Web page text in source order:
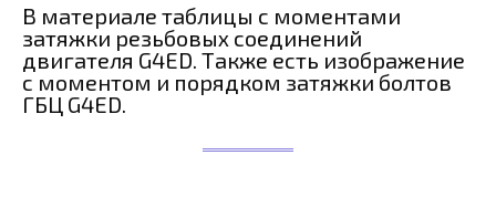
В материале таблицы с моментами
затяжки резьбовых соединений
двигателя G4ED. Также есть изображение
с моментом и порядком затяжки болтов
ГБЦ G4ED.